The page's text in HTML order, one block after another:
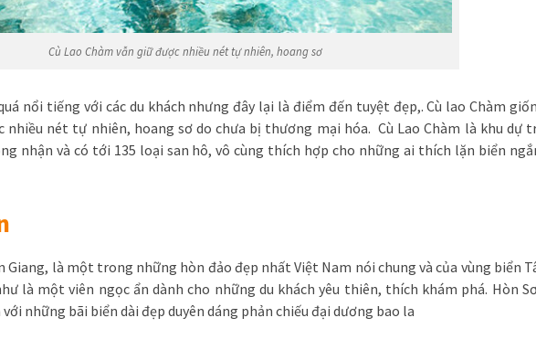
Cù Lao Chàm vẫn giữ được nhiều nét tự nhiên, hoang sơ
nổi tiếng với các du khách nhưng đây lại là điểm đến tuyệt đẹp,. Cù lao Chàm
nhiều nét tự nhiên, hoang sơ do chưa bị thương mại hóa. Cù Lao Chàm là khu dự
nhận và có tới 135 loại san hô, vô cùng thích hợp cho những ai thích lặn biển
là một trong những hòn đảo đẹp nhất Việt Nam nói chung và của vùng biển
là một viên ngọc ẩn dành cho những du khách yêu thiên, thích khám phá. Hòn
những bãi biển dài đẹp duyên dáng phản chiếu đại dương bao la